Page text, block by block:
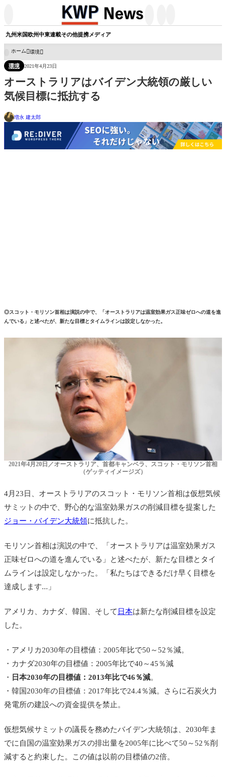
九州米国欧州中東連載その他提携メディア
ホーム 環境
環境 2021年4月23日
オーストラリアはバイデン大統領の厳しい
気候目標に抵抗する
増永 建太郎
◎スコット・モリソン首相は演説の中で、「オーストラリアは温室効果ガス正味ゼロへの道を進
んでいる」と述べたが、新たな目標とタイムラインは設定しなかった。
2021年4月20日／オーストラリア、首都キャンベラ、スコット・モリソン首相
（ゲッティイメージズ）
4月23日、オーストラリアのスコット・モリソン首相は仮想気候
サミットの中で、野心的な温室効果ガスの削減目標を提案した
ジョー・バイデン大統領に抵抗した。
モリソン首相は演説の中で、「オーストラリアは温室効果ガス
正味ゼロへの道を進んでいる」と述べたが、新たな目標とタイ
ムラインは設定しなかった。「私たちはできるだけ早く目標を
達成します...」
アメリカ、カナダ、韓国、そして 日本は新たな削減目標を設定
した。
・アメリカ2030年の目標値：2005年比で50～52％減。
・カナダ2030年の目標値：2005年比で40～45％減
・
日本2030年の目標値：2013年比で46％減。
・韓国2030年の目標値：2017年比で24.4％減。さらに石炭火力
発電所の建設への資金提供を禁止。
仮想気候サミットの議長を務めたバイデン大統領は、2030年ま
でに自国の温室効果ガスの排出量を2005年に比べて50～52％削
減すると約束した。この値は以前の目標値の2倍。